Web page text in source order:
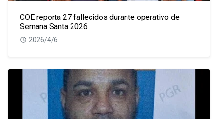
COE reporta 27 fallecidos durante operativo de
Semana Santa 2026
2026/4/6